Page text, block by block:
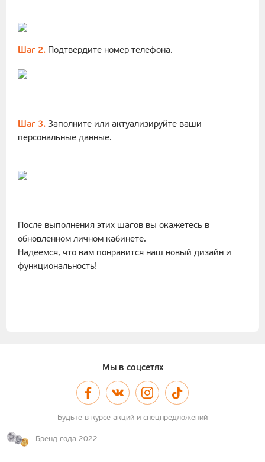
Шаг 2. Подтвердите номер телефона.
Шаг 3. Заполните или актуализируйте ваши
персональные данные.
После выполнения этих шагов вы окажетесь в
обновленном личном кабинете.
Надеемся, что вам понравится наш новый дизайн и
функциональность!
Мы в соцсетях
Будьте в курсе акций и спецпредложений
Бренд года 2022